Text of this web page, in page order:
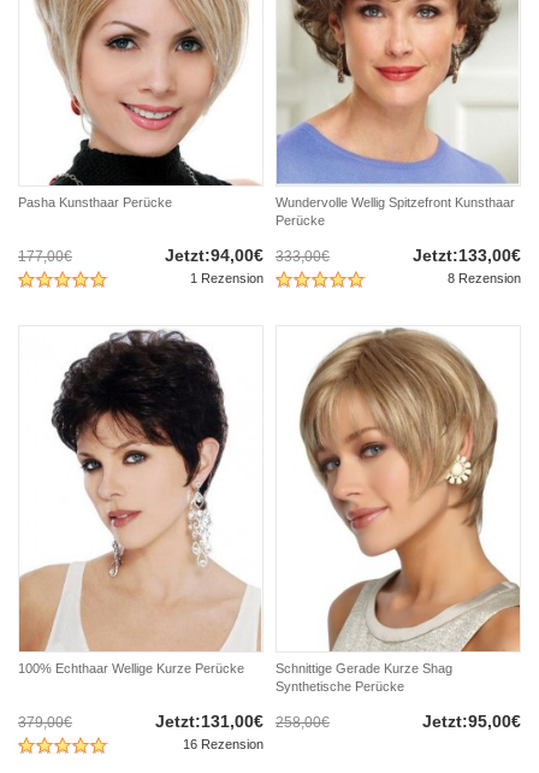
Pasha Kunsthaar Perücke
177,00€ Jetzt:94,00€
1 Rezension
Wundervolle Wellig Spitzefront Kunsthaar
Perücke
333,00€ Jetzt:133,00€
8 Rezension
100% Echthaar Wellige Kurze Perücke
379,00€ Jetzt:131,00€
16 Rezension
Schnittige Gerade Kurze Shag
Synthetische Perücke
258,00€ Jetzt:95,00€